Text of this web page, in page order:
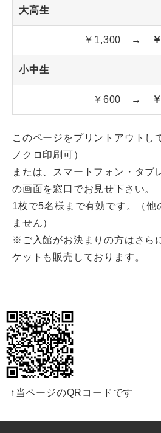
大高生
￥1,300 →
小中生
￥600 →
このページをプリントアウトし
ノクロ印刷可）
または、スマートフォン・タブ
の画面を窓口でお見せ下さい。
1枚で5名様まで有効です。（他
ません）
※ご入館がお決まりの方はさら
ケットも販売しております。
↑当ページのQRコードです